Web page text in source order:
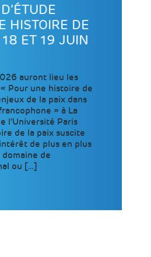
HISTOIRE DE
ET 19 JUIN
auront lieu les
Pour une histoire de
de la paix dans
» à La
l’Université Paris
de la paix suscite
de plus en plus
domaine de
ou […]